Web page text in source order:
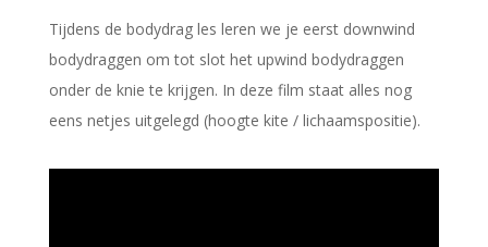
Tijdens de bodydrag les leren we je eerst downwind
bodydraggen om tot slot het upwind bodydraggen
onder de knie te krijgen. In deze film staat alles nog
eens netjes uitgelegd (hoogte kite / lichaamspositie).